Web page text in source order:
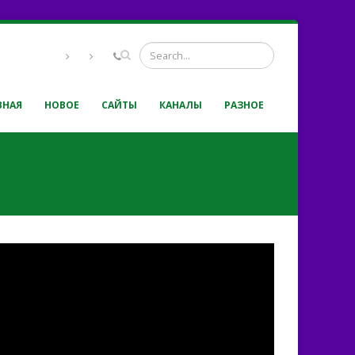
НОВОЕ САЙТЫ КАНАЛЫ РАЗНОЕ